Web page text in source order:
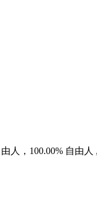
人，100.00% 自由人